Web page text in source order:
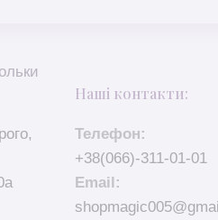
Наші контакти:
Телефон:
+38(066)-311-01-01
Email: